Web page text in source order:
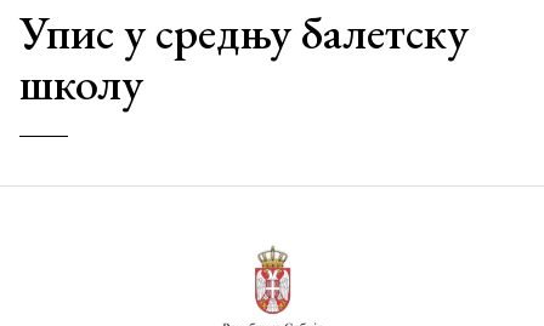
Упис у средњу балетску
школу